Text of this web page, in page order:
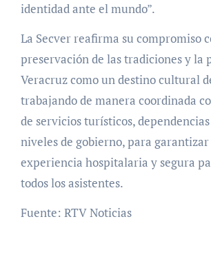
identidad ante el mundo”.
La Secver reafirma su compromiso
preservación de las tradiciones y la
Veracruz como un destino cultural
trabajando de manera coordinada
de servicios turísticos,
niveles de gobierno, para
experiencia hospitalaria y segura
todos los asistentes.
Fuente: RTV Noticias